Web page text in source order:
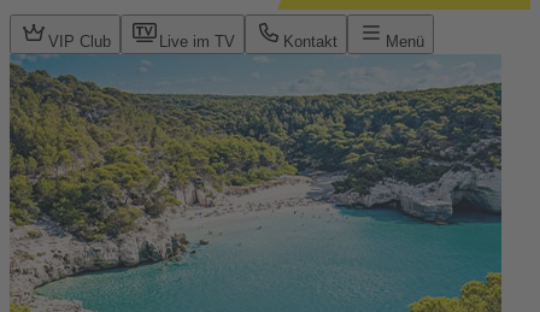
VIP Club Live im TV Kontakt Menü